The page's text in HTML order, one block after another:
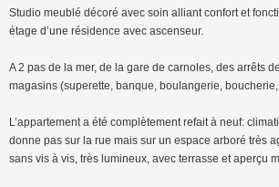
Studio meublé décoré avec soin alliant confort et
étage d’une résidence avec ascenseur.
A 2 pas de la mer, de la gare de carnoles, des arrêts
magasins (superette, banque, boulangerie,
L’appartement a été complètement refait à neuf:
donne pas sur la rue mais sur un espace arboré très
sans vis à vis, très lumineux, avec terrasse et aperçu